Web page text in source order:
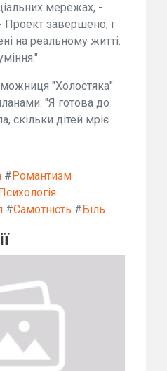
мережах, -
завершено, і
на реальному житті.
"Холостяка"
"Я готова до
скільки дітей мріє
# Романтизм
Психологія
#Самотність # Біль